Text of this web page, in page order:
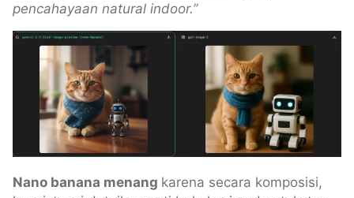
pencahayaan natural indoor.”
Nano banana menang karena secara komposisi,